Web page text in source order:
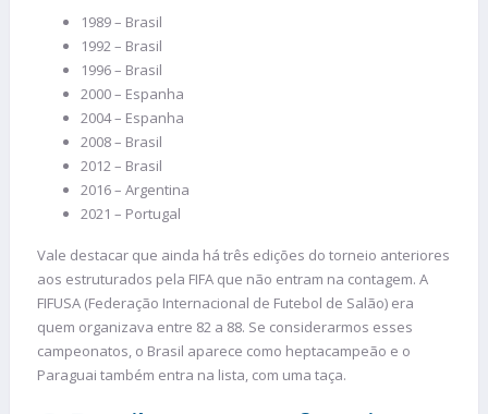
1989 – Brasil
1992 – Brasil
1996 – Brasil
2000 – Espanha
2004 – Espanha
2008 – Brasil
2012 – Brasil
2016 – Argentina
2021 – Portugal
Vale destacar que ainda há três edições do torneio anteriores
aos estruturados pela FIFA que não entram na contagem. A
FIFUSA (Federação Internacional de Futebol de Salão) era
quem organizava entre 82 a 88. Se considerarmos esses
campeonatos, o Brasil aparece como heptacampeão e o
Paraguai também entra na lista, com uma taça.